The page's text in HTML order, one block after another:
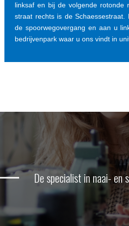
linksaf en bij de volgende rotonde
straat rechts is de
de spoorwegovergang en aan u
bedrijvenpark waar u ons vindt in
De specialist in naai- en